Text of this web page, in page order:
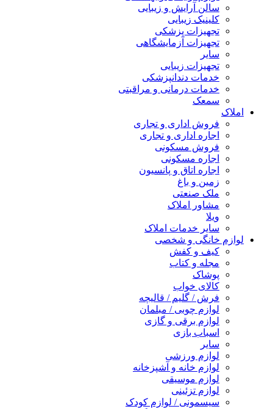
سالن آرایش و زیبایی
کلینیک زیبایی
تجهیزات پزشکی
تجهیزات آزمایشگاهی
سایر
تجهیزات زیبایی
خدمات دندانپزشکی
خدمات درمانی و مراقبتی
سمعک
املاک
فروش اداری و تجاری
اجاره اداری و تجاری
فروش مسکونی
اجاره مسکونی
اجاره اتاق و پانسیون
زمین و باغ
ملک صنعتی
مشاور املاک
ویلا
سایر خدمات املاک
لوازم خانگی و شخصی
کیف و کفش
مجله و کتاب
پوشاک
کالای خواب
فرش / گلیم / قالیچه
لوازم چوبی / مبلمان
لوازم برقی و گازی
اسباب بازی
سایر
لوازم ورزشی
لوازم خانه و آشپزخانه
لوازم موسیقی
لوازم تزئینی
سیسمونی / لوازم کودک